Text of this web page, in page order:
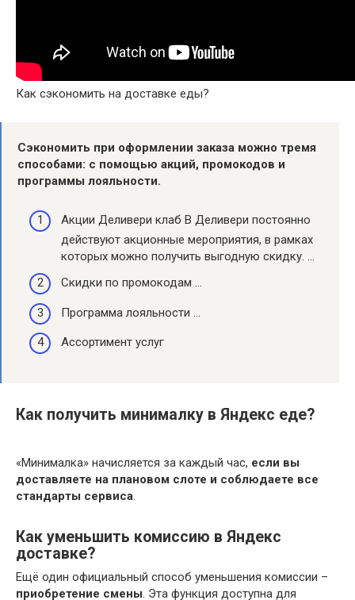
Как сэкономить на доставке еды?
Сэкономить при оформлении заказа можно тремя
способами: с помощью акций, промокодов и
программы лояльности.
Акции Деливери клаб В Деливери постоянно
действуют акционные мероприятия, в рамках
которых можно получить выгодную скидку. …
Скидки по промокодам …
Программа лояльности …
Ассортимент услуг
Как получить минималку в Яндекс еде?
«Минималка» начисляется за каждый час, если вы
доставляете на плановом слоте и соблюдаете все
стандарты сервиса.
Как уменьшить комиссию в Яндекс
доставке?
Ещё один официальный способ уменьшения комиссии –
приобретение смены. Эта функция доступна для